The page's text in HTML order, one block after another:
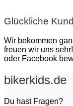
Glückliche
Wir bekommen
freuen wir uns
oder Facebook
bikerkids.de
Du hast Fragen?